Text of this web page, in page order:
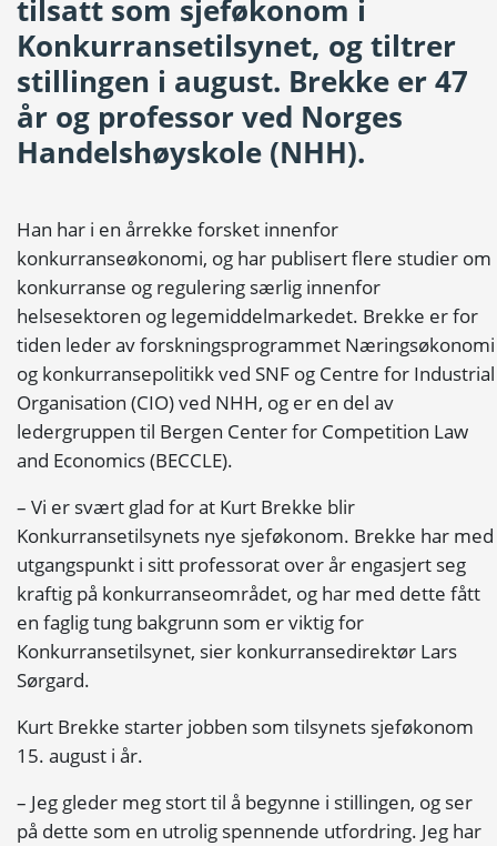
tilsatt som sjeføkonom i
Konkurransetilsynet, og tiltrer
stillingen i august. Brekke er 47
år og professor ved Norges
Handelshøyskole (NHH).
Han har i en årrekke forsket innenfor
konkurranseøkonomi, og har publisert flere studier om
konkurranse og regulering særlig innenfor
helsesektoren og legemiddelmarkedet. Brekke er for
tiden leder av forskningsprogrammet Næringsøkonomi
og konkurransepolitikk ved SNF og Centre for Industrial
Organisation (CIO) ved NHH, og er en del av
ledergruppen til Bergen Center for Competition Law
and Economics (BECCLE).
– Vi er svært glad for at Kurt Brekke blir
Konkurransetilsynets nye sjeføkonom. Brekke har med
utgangspunkt i sitt professorat over år engasjert seg
kraftig på konkurranseområdet, og har med dette fått
en faglig tung bakgrunn som er viktig for
Konkurransetilsynet, sier konkurransedirektør Lars
Sørgard.
Kurt Brekke starter jobben som tilsynets sjeføkonom
15. august i år.
– Jeg gleder meg stort til å begynne i stillingen, og ser
på dette som en utrolig spennende utfordring. Jeg har